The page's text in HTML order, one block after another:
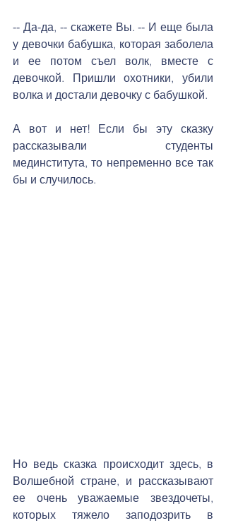
-- Да-да, -- скажете Вы. -- И еще была
у девочки бабушка, которая заболела
и ее потом съел волк, вместе с
девочкой. Пришли охотники, убили
волка и достали девочку с бабушкой.
А вот и нет! Если бы эту сказку
рассказывали студенты
мединститута, то непременно все так
бы и случилось.
Но ведь сказка происходит здесь, в
Волшебной стране, и рассказывают
ее очень уважаемые звездочеты,
которых тяжело заподозрить в